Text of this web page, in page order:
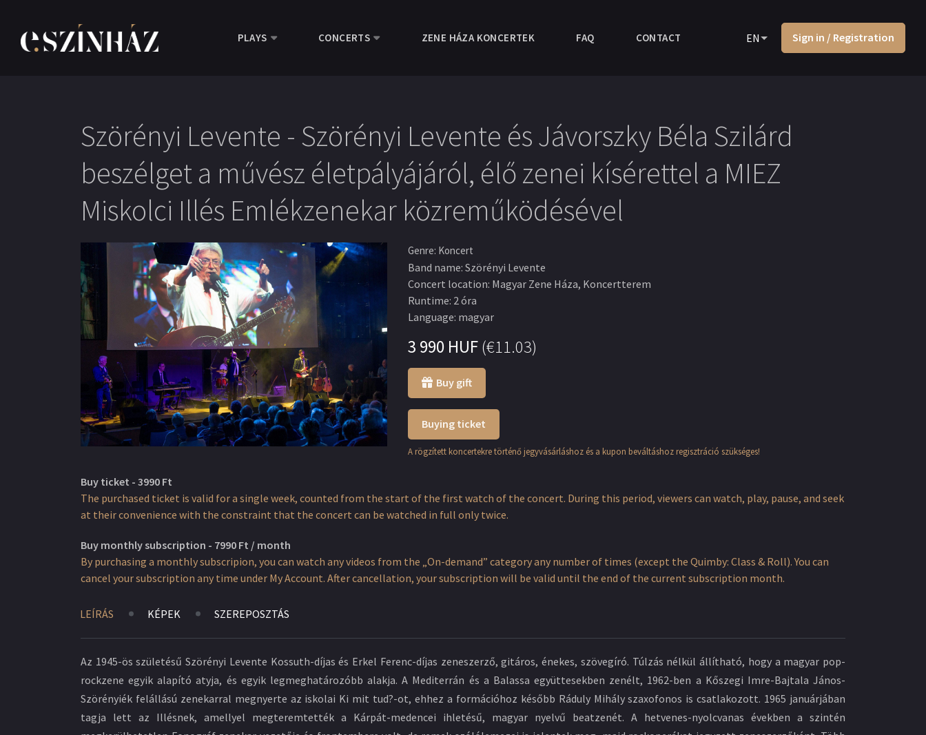
PLAYS CONCERTS ZENE HÁZA KONCERTEK FAQ CONTACT EN Sign in / Registration
Szörényi Levente - Szörényi Levente és Jávorszky Béla Szilárd
beszélget a művész életpályájáról, élő zenei kísérettel a MIEZ
Miskolci Illés Emlékzenekar közreműködésével
Genre: Koncert
Band name: Szörényi Levente
Concert location: Magyar Zene Háza, Koncertterem
Runtime: 2 óra
Language: magyar
3 990 HUF(€11.03)
Buy gift
Buying ticket
A rögzített koncertekre történő jegyvásárláshoz és a kupon beváltáshoz regisztráció szükséges!
Buy ticket - 3990 Ft
The purchased ticket is valid for a single week, counted from the start of the first watch of the concert. During this period, viewers can watch, play, pause, and seek
at their convenience with the constraint that the concert can be watched in full only twice.
Buy monthly subscription - 7990 Ft / month
By purchasing a monthly subscripion, you can watch any videos from the „On-demand” category any number of times (except the Quimby: Class & Roll). You can
cancel your subscription any time under My Account. After cancellation, your subscription will be valid until the end of the current subscription month.
LEÍRÁS KÉPEK SZEREPOSZTÁS
Az 1945-ös születésű Szörényi Levente Kossuth-díjas és Erkel Ferenc-díjas zeneszerző, gitáros, énekes, szövegíró. Túlzás nélkül állítható, hogy a magyar pop-
rockzene egyik alapító atyja, és egyik legmeghatározóbb alakja. A Mediterrán és a Balassa együttesekben zenélt, 1962-ben a Kőszegi Imre-Bajtala János-
Szörényiék felállású zenekarral megnyerte az iskolai Ki mit tud?-ot, ehhez a formációhoz később Ráduly Mihály szaxofonos is csatlakozott. 1965 januárjában
tagja lett az Illésnek, amellyel megteremtették a Kárpát-medencei ihletésű, magyar nyelvű beatzenét. A hetvenes-nyolcvanas években a szintén